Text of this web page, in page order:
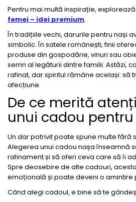
Pentru mai multă inspirație, explorează
femei – idei premium.
În tradițiile vechi, darurile pentru nași
simbolic. În satele românești, finii
produse din gospodărie, vinuri sau
semn al legăturii dintre familii. Astăzi,
rafinat, dar spiritul rămâne același: să
afecțiune.
De ce merită
unui cadou
Un dar potrivit poate spune multe fără
Alegerea unui cadou nașa înseamnă
rafinament și să oferi ceva care să îi
Spre deosebire de alte cadouri,
emoțională și poate deveni o amintire
Când alegi cadoul, e bine să te